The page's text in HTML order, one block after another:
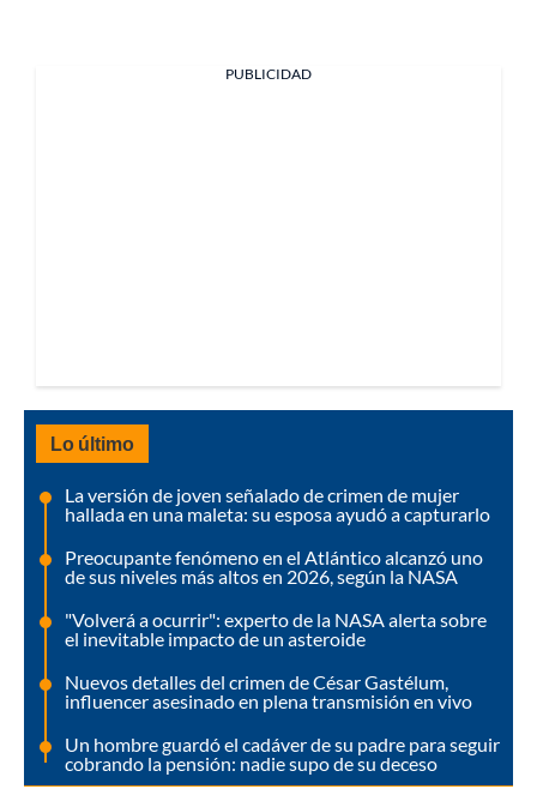
PUBLICIDAD
Lo último
La versión de joven señalado de crimen de mujer
hallada en una maleta: su esposa ayudó a capturarlo
Preocupante fenómeno en el Atlántico alcanzó uno
de sus niveles más altos en 2026, según la NASA
"Volverá a ocurrir": experto de la NASA alerta sobre
el inevitable impacto de un asteroide
Nuevos detalles del crimen de César Gastélum,
influencer asesinado en plena transmisión en vivo
Un hombre guardó el cadáver de su padre para seguir
cobrando la pensión: nadie supo de su deceso